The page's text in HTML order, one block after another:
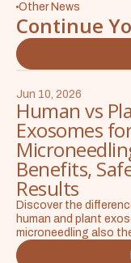
Other News
Continue
Jun 10, 2026
Human vs
Exosomes
Benefits,
Results
Discover the
human and plant
microneedling also